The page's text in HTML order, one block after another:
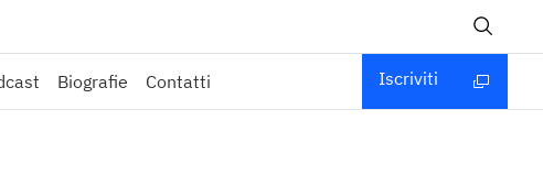
Biografie Contatti Iscriviti